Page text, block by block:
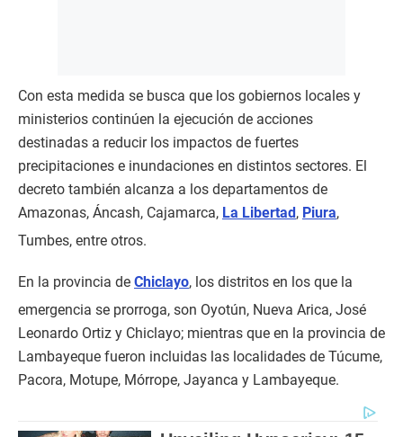
Con esta medida se busca que los gobiernos locales y
ministerios continúen la ejecución de acciones
destinadas a reducir los impactos de fuertes
precipitaciones e inundaciones en distintos sectores. El
decreto también alcanza a los departamentos de
Amazonas, Áncash, Cajamarca, La Libertad, Piura,
Tumbes, entre otros.
En la provincia de Chiclayo, los distritos en los que la
emergencia se prorroga, son Oyotún, Nueva Arica, José
Leonardo Ortiz y Chiclayo; mientras que en la provincia de
Lambayeque fueron incluidas las localidades de Túcume,
Pacora, Motupe, Mórrope, Jayanca y Lambayeque.